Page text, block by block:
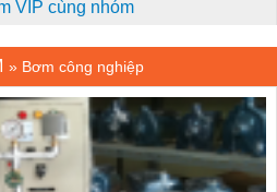
VIP cùng nhóm
» Bơm công nghiệp